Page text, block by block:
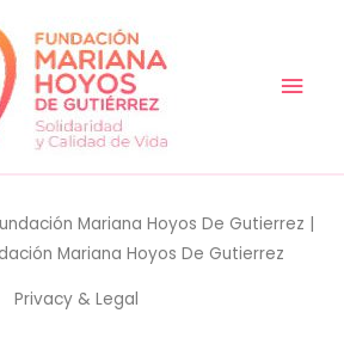
Mariana Hoyos De Gutierrez |
Mariana Hoyos De Gutierrez
Privacy & Legal